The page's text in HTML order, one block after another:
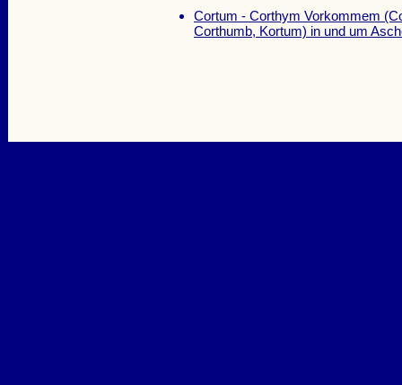
Cortum - Corthym Vorkommem
Corthumb, Kortum) in und um